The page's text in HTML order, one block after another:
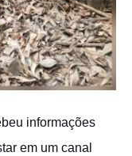
informações
em um canal